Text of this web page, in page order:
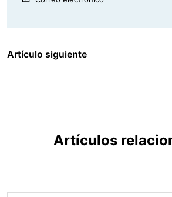
Artículo siguiente
Artículos